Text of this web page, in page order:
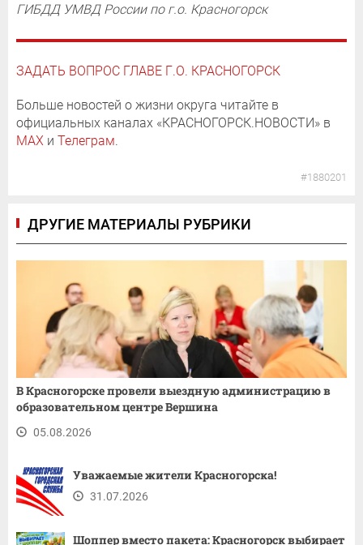
ГИБДД УМВД России по г.о. Красногорск
ЗАДАТЬ ВОПРОС ГЛАВЕ Г.О. КРАСНОГОРСК
Больше новостей о жизни округа читайте в
официальных каналах «КРАСНОГОРСК.НОВОСТИ» в
MAX и Телеграм.
#1880201
ДРУГИЕ МАТЕРИАЛЫ РУБРИКИ
В Красногорске провели выездную администрацию в
образовательном центре Вершина
05.08.2026
Уважаемые жители Красногорска!
31.07.2026
Шоппер вместо пакета: Красногорск выбирает